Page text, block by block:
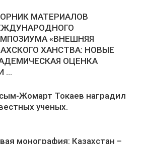
МАТЕРИАЛОВ
«ВНЕШНЯЯ
ХАНСТВА: НОВЫЕ
ОЦЕНКА
...
Жомарт Токаев наградил
ученых.
монография: Казахстан –